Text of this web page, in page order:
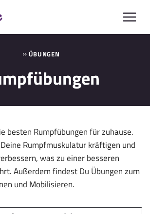
» ÜBUNGEN
besten Rumpfübungen für zuhause.
Rumpfmuskulatur kräftigen und
was zu einer besseren
Außerdem findest Du Übungen zum
und Mobilisieren.